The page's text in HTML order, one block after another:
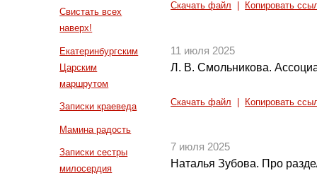
Свистать всех
наверх!
Екатеринбургским
Царским
маршрутом
Записки краеведа
Мамина радость
Записки сестры
милосердия
Скачать файл Копировать
11 июля 2025
Л. В. Смольникова.
Скачать файл Копировать
7 июля 2025
Наталья Зубова. Про